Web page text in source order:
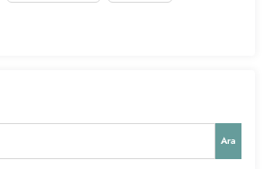
Ara